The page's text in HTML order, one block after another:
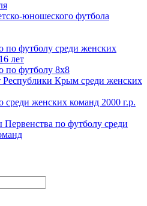
юношеского футбола
по футболу среди женских
лет
по футболу 8х8
Республики Крым среди женских
среди женских команд 2000 г.р.
по футболу среди